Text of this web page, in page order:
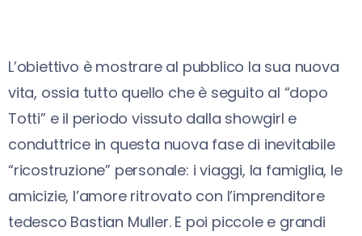
L’obiettivo è mostrare al pubblico la sua nuova
vita, ossia tutto quello che è seguito al “dopo
Totti” e il periodo vissuto dalla showgirl e
conduttrice in questa nuova fase di inevitabile
“ricostruzione” personale: i viaggi, la famiglia, le
amicizie, l’amore ritrovato con l’imprenditore
tedesco Bastian Muller. E poi piccole e grandi